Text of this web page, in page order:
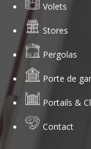
Volets
Stores
Pergolas
Porte de
Portails &
Contact